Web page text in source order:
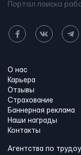
Портал поиска
О нас
Карьера
Отзывы
Страхование
Баннерная реклама
Наши награды
Контакты
Агентства по